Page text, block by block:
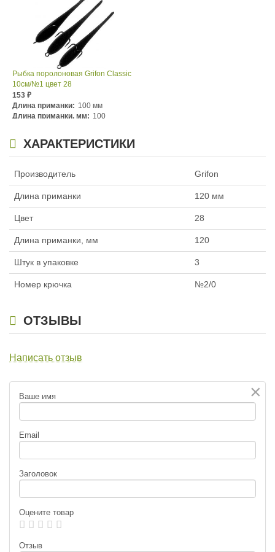
Рыбка поролоновая Grifon Classic
10см/№1 цвет 28
153 ₽
Длина приманки: 100 мм
Длина приманки, мм: 100
ХАРАКТЕРИСТИКИ
Производитель Grifon
Длина приманки 120 мм
Цвет 28
Длина приманки, мм 120
Штук в упаковке 3
Номер крючка №2/0
ОТЗЫВЫ
Написать отзыв
×
Ваше имя
Email
Заголовок
Оцените товар
Отзыв